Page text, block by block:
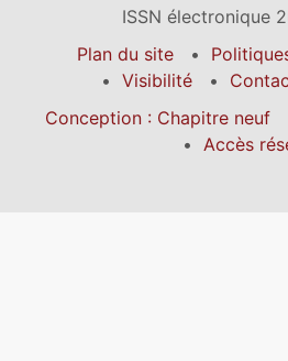
ISSN électronique
Plan du site
Visibilité
Conception : Chapitre neuf
Accès